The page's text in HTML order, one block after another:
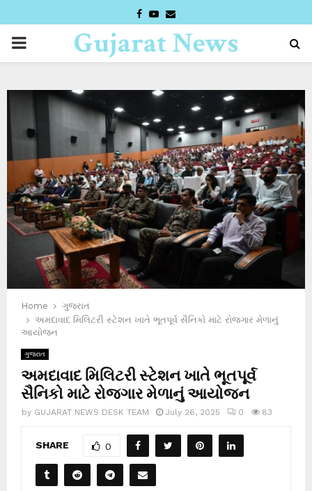
FACEBOOK
YOUTUBE
EMAIL
PRIMARYGujarat News
Home
ગુજરાત
અમદાવાદ મિલિટરી સ્ટેશન ખાતે ભૂતપૂર્વ સૈનિકો માટે રોજગાર મેળાનું
આયોજન
ગુજરાત
અમદાવાદ મિલિટરી સ્ટેશન ખાતે ભૂતપૂર્વ
સૈનિકો માટે રોજગાર મેળાનું આયોજન
by GUJARAT NEWS DESK TEAM July 26, 2025 0 83
SHARE 0